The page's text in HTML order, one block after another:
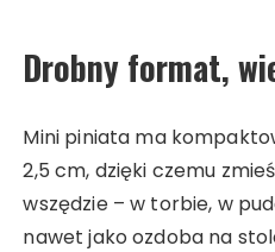
Drobny format,
Mini piniata ma
2,5 cm, dzięki czemu
wszędzie – w torbie, w
nawet jako ozdoba na